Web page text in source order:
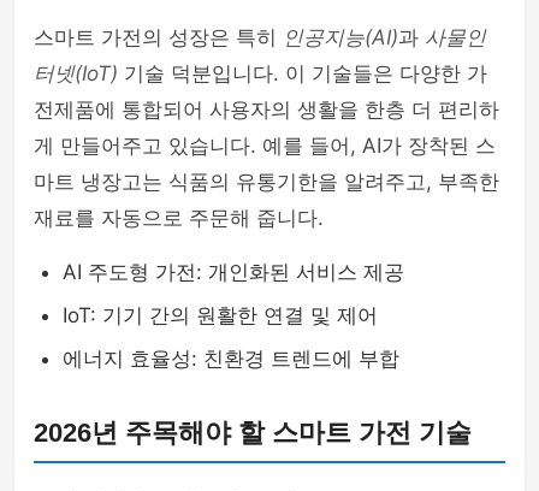
스마트 가전의 성장은 특히 인공지능(AI)과 사물인
터넷(IoT) 기술 덕분입니다. 이 기술들은 다양한 가
전제품에 통합되어 사용자의 생활을 한층 더 편리하
게 만들어주고 있습니다. 예를 들어, AI가 장착된 스
마트 냉장고는 식품의 유통기한을 알려주고, 부족한
재료를 자동으로 주문해 줍니다.
AI 주도형 가전: 개인화된 서비스 제공
IoT: 기기 간의 원활한 연결 및 제어
에너지 효율성: 친환경 트렌드에 부합
2026년 주목해야 할 스마트 가전 기술